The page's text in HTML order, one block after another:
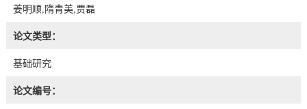
姜明顺,隋青美,贾磊
论文类型：
基础研究
论文编号：